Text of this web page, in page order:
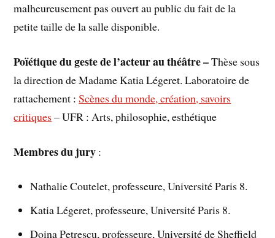
malheureusement pas ouvert au public du fait de la
petite taille de la salle disponible.
Poïétique du geste de l’acteur au théâtre –Thèse sous
la direction de Madame Katia Légeret. Laboratoire de
rattachement :Scènes du monde, création, savoirs
critiques – UFR : Arts, philosophie, esthétique
Membres du jury :
Nathalie Coutelet, professeure, Université Paris 8.
Katia Légeret, professeure, Université Paris 8.
Doina Petrescu, professeure, Université de Sheffield